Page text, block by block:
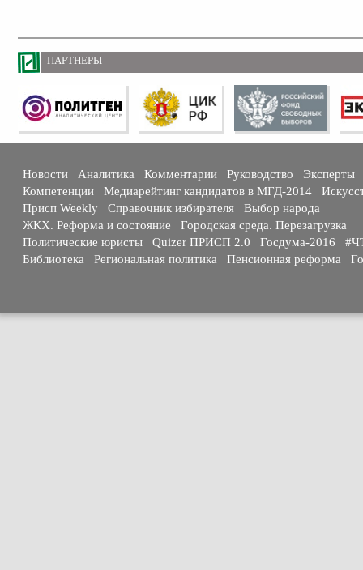
ПАРТНЕРЫ
Новости Аналитика Комментарии Руководство
Эксперты
Компетенции
Медиарейтинг кандидатов в МГД-2014
Присп Weekly
Справочник избирателя
Выбор народа
ЖКХ. Реформа и состояние
Городская среда. Перезагрузка
Политические юристы
Quizer ПРИСП 2.0 Госдума-2016
Библиотека
Региональная политика Пенсионная реформа